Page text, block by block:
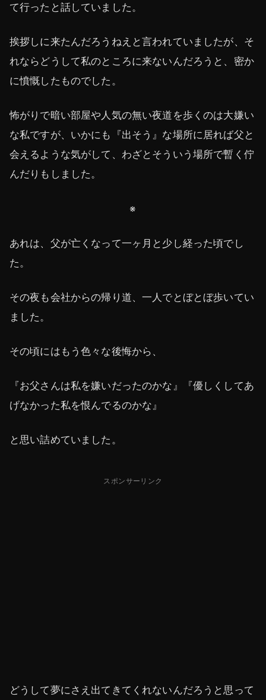
て行ったと話していました。
挨拶しに来たんだろうねえと言われていましたが、そ
れならどうして私のところに来ないんだろうと、密か
に憤慨したものでした。
怖がりで暗い部屋や人気の無い夜道を歩くのは大嫌い
な私ですが、いかにも『出そう』な場所に居れば父と
会えるような気がして、わざとそういう場所で暫く佇
んだりもしました。
※
あれは、父が亡くなって一ヶ月と少し経った頃でし
た。
その夜も会社からの帰り道、一人でとぼとぼ歩いてい
ました。
その頃にはもう色々な後悔から、
『お父さんは私を嫌いだったのかな』『優しくしてあ
げなかった私を恨んでるのかな』
と思い詰めていました。
スポンサーリンク
どうして夢にさえ出てきてくれないんだろうと思って